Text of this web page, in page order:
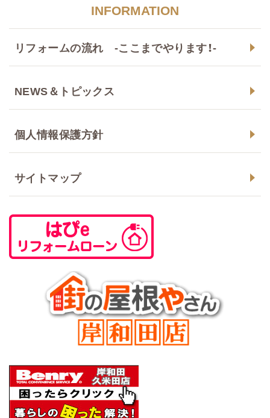
INFORMATION
リフォームの流れ -ここまでやります！-
NEWS＆トピックス
個人情報保護方針
サイトマップ